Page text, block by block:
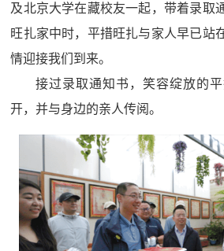
及北京大学在藏校友一起，带着录取
旺扎家中时，平措旺扎与家人早已站
情迎接我们到来。
接过录取通知书，笑容绽放的
开，并与身边的亲人传阅。